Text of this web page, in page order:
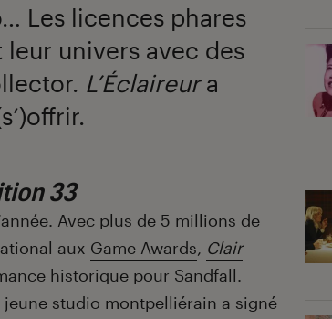
Les licences phares
univers avec des
L’Éclaireura
33
Avec plus de 5 millions de
aux Game Awards, Clair
historique pour Sandfall.
studio montpelliérain a signé